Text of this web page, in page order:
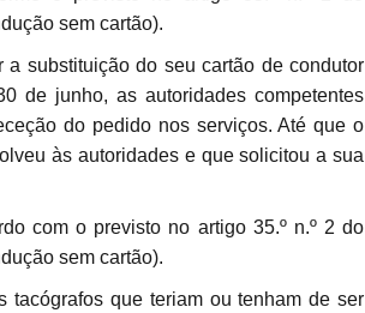
sem cartão).
de junho, as autoridades competentes
do pedido nos serviços. Até que o
às autoridades e que solicitou a sua
sem cartão).
tacógrafos que teriam ou tenham de ser